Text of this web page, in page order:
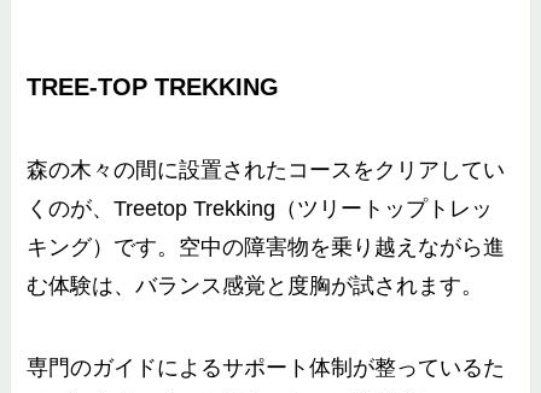
TREE-TOP TREKKING
森の木々の間に設置されたコースをクリアしてい
くのが、Treetop Trekking（ツリートップトレッ
キング）です。空中の障害物を乗り越えながら進
む体験は、バランス感覚と度胸が試されます。
専門のガイドによるサポート体制が整っているた